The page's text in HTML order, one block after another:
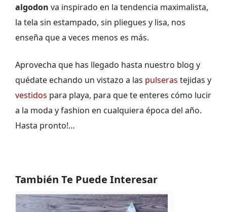
algodon va inspirado en la tendencia maximalista,
la tela sin estampado, sin pliegues y lisa, nos
enseña que a veces menos es más.
Aprovecha que has llegado hasta nuestro blog y
quédate echando un vistazo a las pulseras tejidas y
vestidos para playa, para que te enteres cómo lucir
a la moda y fashion en cualquiera época del año.
Hasta pronto!…
También Te Puede Interesar